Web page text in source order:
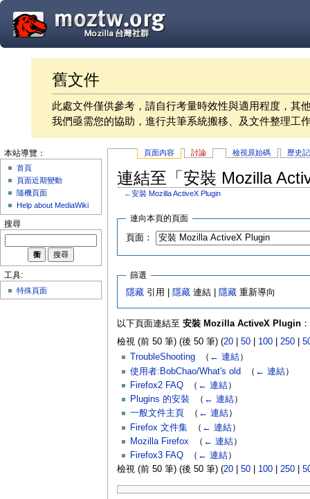
舊文件
此處文件僅供參考，請自行考量時效性與適用程度，其
我們亟需您的協助，進行共筆系統搬移、及文件整理工
頁面內容 討論 檢視原始碼 歷史
連結至「安裝 Mozilla
←安裝 Mozilla ActiveX Plugin
連向本頁的頁面
頁面：
篩選
隱藏 引用 | 隱藏 連結 | 隱藏 重新導向
以下頁面連結至 安裝 Mozilla ActiveX Plugin：
檢視 (前 50 筆) (後 50 筆) (20| 50| 100| 250|
TroubleShooting‎ （ ← 連結）
使用者:BobChao/What's old
（ ← 連結）
Firefox2 FAQ‎ （ ← 連結）
Plugins 的安裝‎ （ ← 連結）
一般文件主頁
（ ← 連結）
Firefox 文件集‎ （ ← 連結）
Mozilla Firefox‎ （ ← 連結）
Firefox3 FAQ‎ （ ← 連結）
檢視 (前 50 筆) (後 50 筆) (20| 50| 100| 250|
本站導覽：
首頁
頁面近期變動
隨機頁面
Help about MediaWiki
搜尋
工具:
特殊頁面